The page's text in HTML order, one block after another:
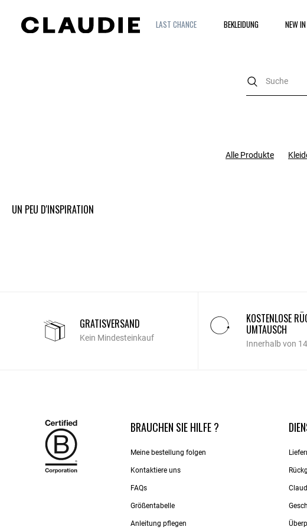
LAST CHANCE BEKLEIDUNG NEW IN
Alle Produkte
UN PEU D'INSPIRATION
GRATISVERSAND
Kein Mindesteinkauf
KOSTENLOSE
UMTAUSCH
Innerhalb von
BRAUCHEN SIE HILFE ?
Meine bestellung folgen
Kontaktiere uns​
FAQs
Größentabelle
Anleitung pflegen